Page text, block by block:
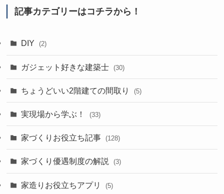
記事カテゴリーはコチラから！
DIY (2)
ガジェット好きな建築士 (30)
ちょうどいい2階建ての間取り (5)
実現場から学ぶ！ (33)
家づくりお役立ち記事 (128)
家づくり優遇制度の解説 (3)
家造りお役立ちアプリ (5)